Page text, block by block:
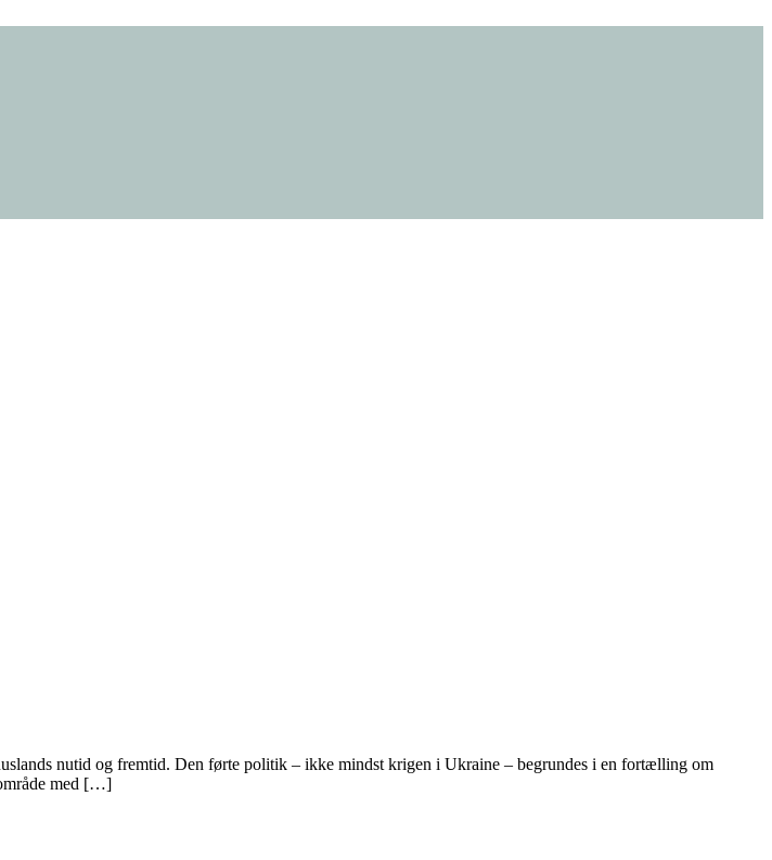
nutid og fremtid. Den førte politik – ikke mindst krigen i Ukraine – begrundes i en fortælling om
med […]